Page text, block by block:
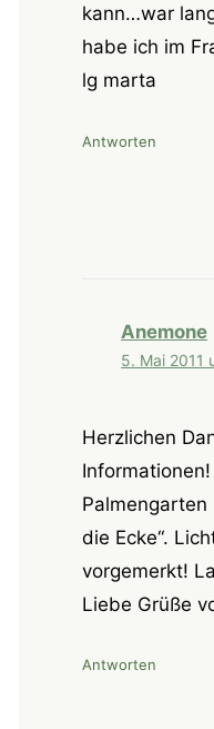
kann…war
habe ich im
lg marta
Antworten
Anemone
5. Mai 2011
Herzlichen
Palmengarten
die Ecke“.
vorgemerkt!
Liebe Grüße
Antworten